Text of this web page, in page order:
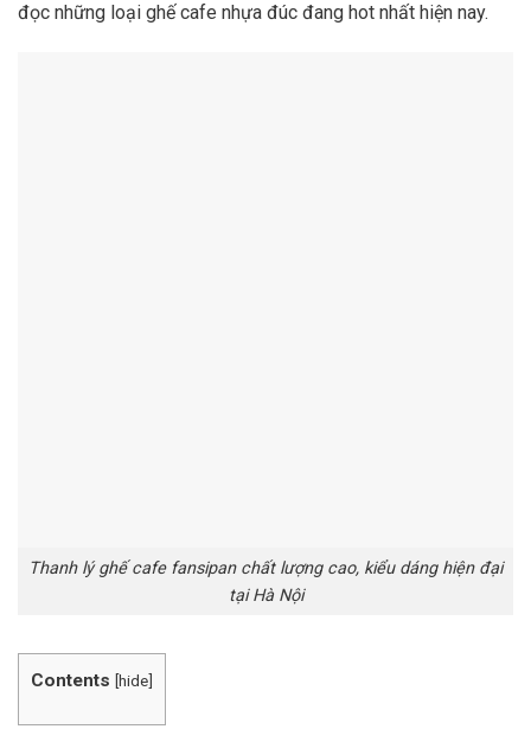
đọc những loại ghế cafe nhựa đúc đang hot nhất hiện nay.
Thanh lý ghế cafe fansipan chất lượng cao, kiểu dáng hiện đại
tại Hà Nội
Contents [hide]